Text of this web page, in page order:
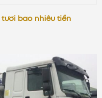
tươi bao nhiêu tiền